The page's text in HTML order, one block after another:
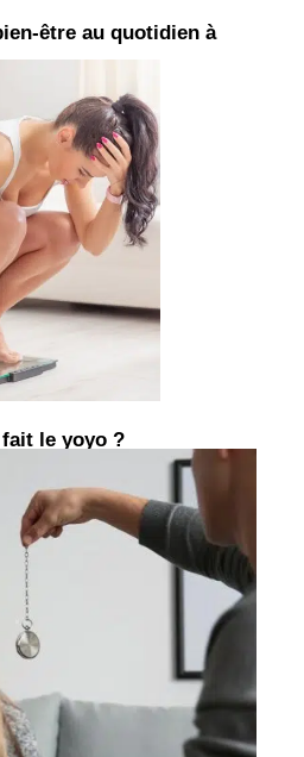
être au quotidien à
le yoyo ?